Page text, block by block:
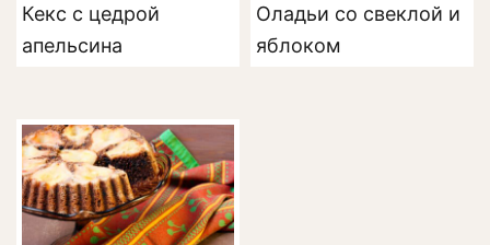
Кекс с цедрой
апельсина
Оладьи со свеклой и
яблоком